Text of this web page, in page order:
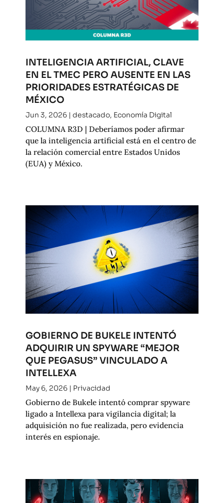
INTELIGENCIA ARTIFICIAL, CLAVE
EN EL TMEC PERO AUSENTE EN LAS
PRIORIDADES ESTRATÉGICAS DE
MÉXICO
Jun 3, 2026| destacado, Economía Digital
COLUMNA R3D | Deberíamos poder afirmar
que la inteligencia artificial está en el centro de
la relación comercial entre Estados Unidos
(EUA) y México.
GOBIERNO DE BUKELE INTENTÓ
ADQUIRIR UN SPYWARE “MEJOR
QUE PEGASUS” VINCULADO A
INTELLEXA
May 6, 2026| Privacidad
Gobierno de Bukele intentó comprar spyware
ligado a Intellexa para vigilancia digital; la
adquisición no fue realizada, pero evidencia
interés en espionaje.